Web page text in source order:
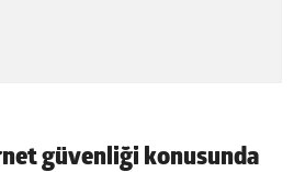
güvenliği konusunda